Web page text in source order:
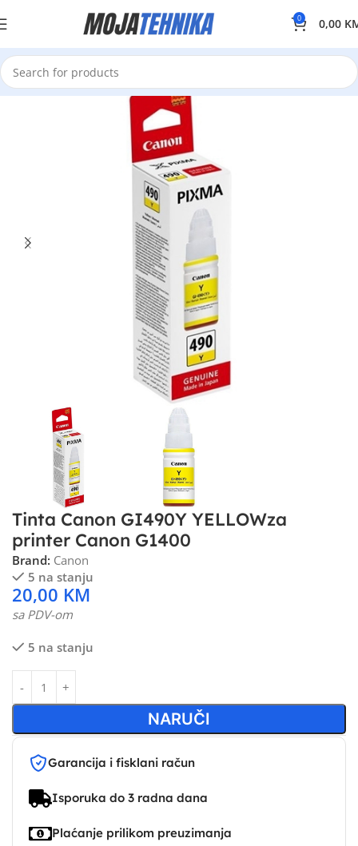
0 0,00
Tinta Canon GI490Y YELLOWza
printer Canon G1400
Brand: Canon
5 na stanju
20,00 KM
sa PDV-om
5 na stanju
NARUČI
Garancija i fisklani račun
Isporuka do 3 radna dana
Plaćanje prilikom preuzimanja